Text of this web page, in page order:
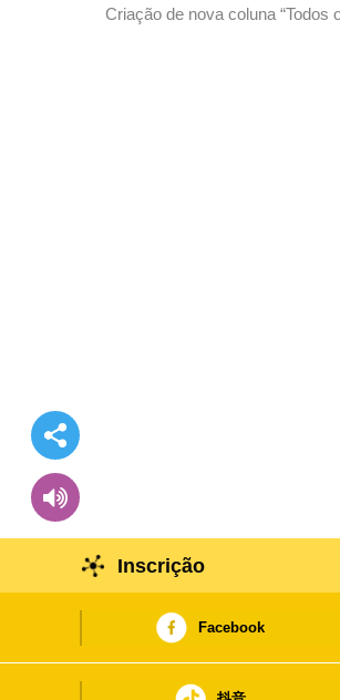
Criação de nova coluna
Inscrição
Facebook